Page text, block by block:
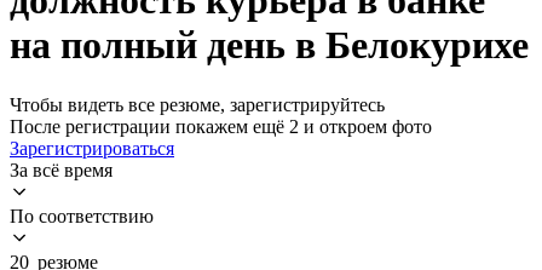
на полный день в Белокурихе
Чтобы видеть все резюме, зарегистрируйтесь
После регистрации покажем ещё 2 и откроем фото
Зарегистрироваться
За всё время
По соответствию
20 резюме